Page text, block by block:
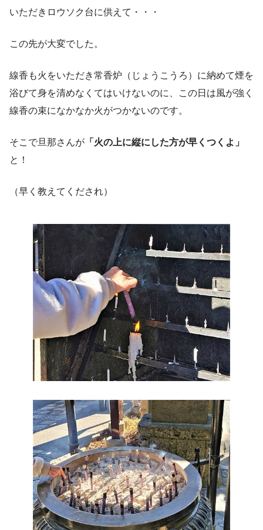
いただきロウソク台に供えて・・・
この先が大変でした。
線香も火をいただき常香炉（じょうこうろ）に納めて煙を
浴びて身を清めなくてはいけないのに、この日は風が強く
線香の束になかなか火がつかないのです。
そこで旦那さんが 「火の上に縦にした方が早くつくよ」
と！
（早く教えてくだされ）